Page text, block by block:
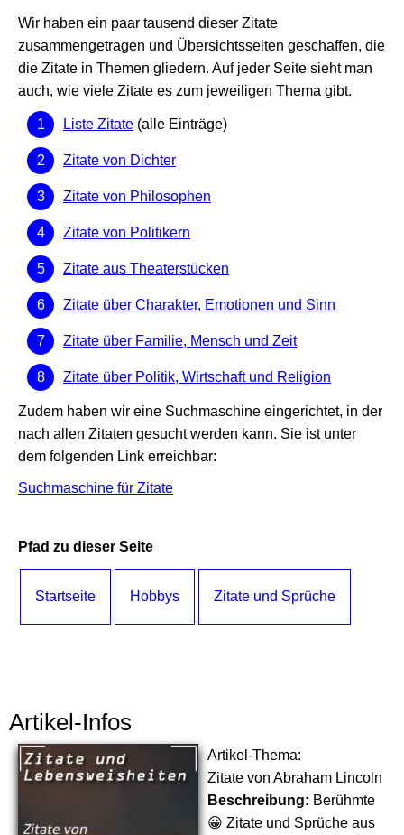
Wir haben ein paar tausend dieser Zitate
zusammengetragen und Übersichtsseiten geschaffen, die
die Zitate in Themen gliedern. Auf jeder Seite sieht man
auch, wie viele Zitate es zum jeweiligen Thema gibt.
Liste Zitate (alle Einträge)
Zitate von Dichter
Zitate von Philosophen
Zitate von Politikern
Zitate aus Theaterstücken
Zitate über Charakter, Emotionen und Sinn
Zitate über Familie, Mensch und Zeit
Zitate über Politik, Wirtschaft und Religion
Zudem haben wir eine Suchmaschine eingerichtet, in der
nach allen Zitaten gesucht werden kann. Sie ist unter
dem folgenden Link erreichbar:
Suchmaschine für Zitate
Pfad zu dieser Seite
Startseite Hobbys Zitate und Sprüche
Artikel-Infos
Artikel-Thema:
Zitate von Abraham Lincoln
Beschreibung: Berühmte
😀 Zitate und Sprüche aus